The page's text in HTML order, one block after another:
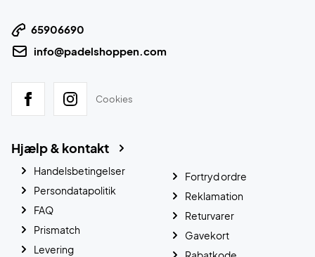
65906690
info@padelshoppen.com
Cookies
Hjælp & kontakt
Handelsbetingelser
Persondatapolitik
FAQ
Prismatch
Levering
Fortryd ordre
Reklamation
Returvarer
Gavekort